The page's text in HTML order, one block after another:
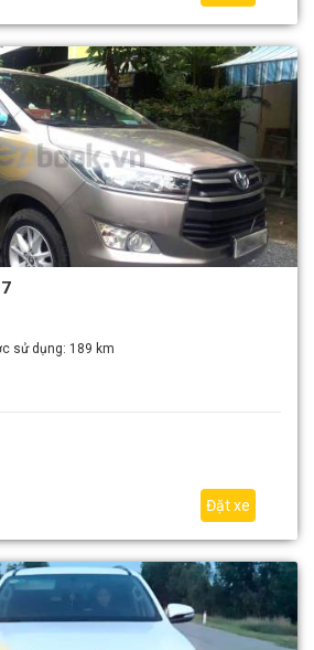
sử dụng: 189 km
Đặt xe